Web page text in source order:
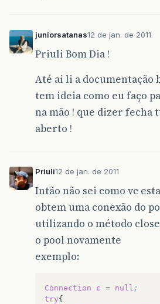
juniorsatanas12 de jan. de 2011
Priuli Bom Dia !
Até ai li a documentação
tem ideia como eu faço
na mão ! que dizer fecha
aberto !
Priuli12 de jan. de 2011
Intão não sei como vc
obtem uma conexão do
utilizando o método
o pool novamente
exemplo:
Connection c = null ;
try